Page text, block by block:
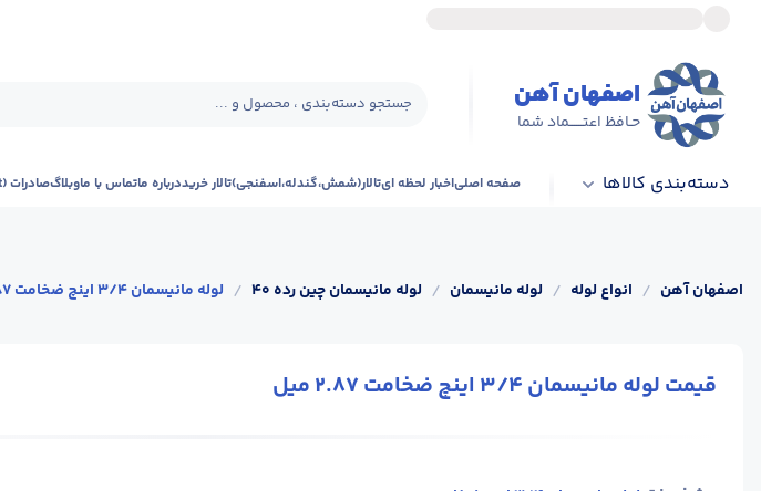
اصفهان آهن
حـافظ اعتــــــماد شما
جستجو دسته‌بندی ، محصول و ...
دسته‌بندی کالاها صفحه اصلیاخبار لحظه ایتالار(شمش،گندله،اسفنجی)تالار خریددرباره ماتماس با ماوبلاگصادرات (Export)
اصفهان آهن / انواع لوله / لوله مانیسمان / لوله مانیسمان چین رده 40 / لوله مانیسمان 3/4 اینچ ضخامت 2.87 میل
قیمت لوله مانیسمان 3/4 اینچ ضخامت 2.87 میل